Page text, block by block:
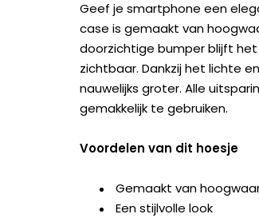
Geef je smartphone een
case is gemaakt van
doorzichtige bumper blijft
zichtbaar. Dankzij het lichte
nauwelijks groter. Alle
gemakkelijk te gebruiken.
Voordelen van dit hoesje
Gemaakt van
Een stijlvolle look